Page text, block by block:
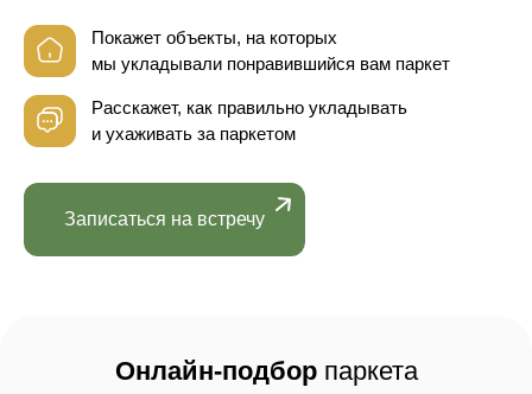
Покажет объекты, на которых
мы укладывали понравившийся вам паркет
Расскажет, как правильно укладывать
и ухаживать за паркетом
Записаться на встречу
Онлайн-подборпаркета